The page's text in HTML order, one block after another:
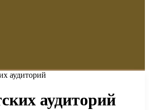
аудиторий
аудиторий